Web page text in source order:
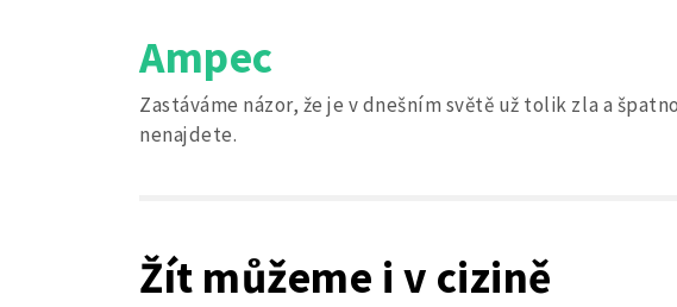
Ampec
Zastáváme názor, že je v dnešním světě už tolik zla a
nenajdete.
Žít můžeme i v cizině